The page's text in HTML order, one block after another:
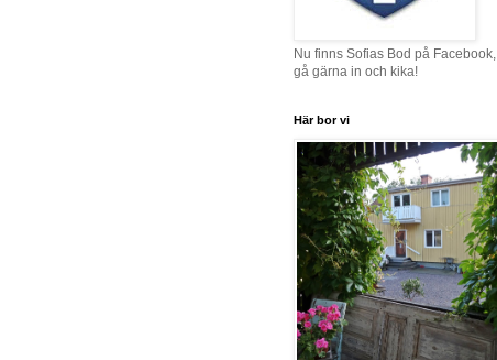
Nu finns Sofias Bod på Facebook,
gå gärna in och kika!
Här bor vi